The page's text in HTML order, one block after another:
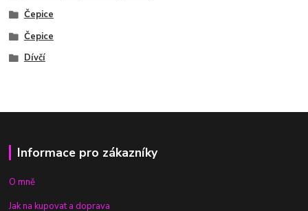
Čepice
Čepice
Dívčí
Informace pro zákazníky
O mně
Jak na kupovat a doprava